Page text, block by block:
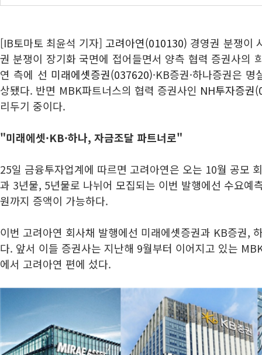
[IB토마토 최윤석 기자] 고려아연(010130) 경영권 분쟁이
권 분쟁이 장기화 국면에 접어들면서 양측 협력 증권사의
연 측에 선 미래에셋증권(037620)·KB증권·하나증권은
상됐다. 반면 MBK파트너스의 협력 증권사인 NH투자증권
리두기 중이다.
"미래에셋·KB·하나, 자금조달 파트너로"
25일 금융투자업계에 따르면 고려아연은 오는 10월 공모
과 3년물, 5년물로 나뉘어 모집되는 이번 발행에선 수요예
원까지 증액이 가능하다.
이번 고려아연 회사채 발행에선 미래에셋증권과 KB증권,
다. 앞서 이들 증권사는 지난해 9월부터 이어지고 있는
에서 고려아연 편에 섰다.